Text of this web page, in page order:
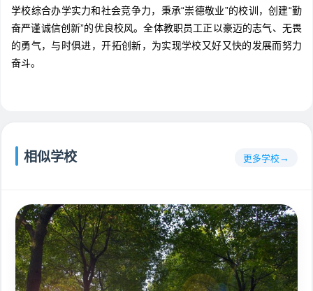
学校综合办学实力和社会竞争力，秉承“崇德敬业”的校训，创建“勤
奋严谨诚信创新”的优良校风。全体教职员工正以豪迈的志气、无畏
的勇气，与时俱进，开拓创新，为实现学校又好又快的发展而努力
奋斗。
相似学校 更多学校